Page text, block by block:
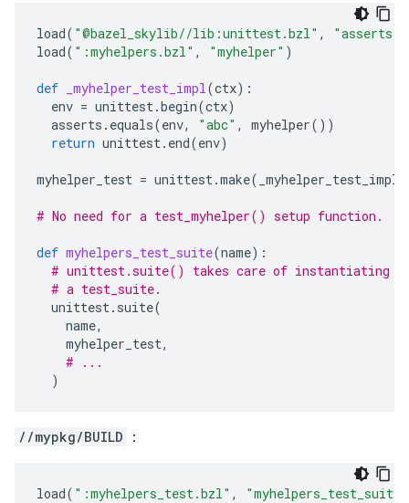
load( "@bazel_skylib//lib:unittest.bzl" , "asserts"
load( ":myhelpers.bzl" , "myhelper" )
def _myhelper_test_impl(ctx):
env = unittest.begin(ctx)
asserts . equals(env, "abc" , myhelper())
return unittest. end(env)
myhelper_test = unittest.make( _myhelper_test_impl
# No need for a test_myhelper() setup function.
def myhelpers_test_suite(name):
# unittest.suite() takes care of instantiating
# a test_suite.
unittest. suite(
name,
myhelper_test,
# ...
)
//mypkg/BUILD ：
load( ":myhelpers_test.bzl" , "myhelpers_test_suite"